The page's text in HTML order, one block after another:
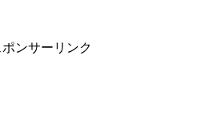
ンサーリンク